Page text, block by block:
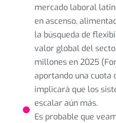
mercado laboral
en ascenso,
la búsqueda de
valor global del
millones en 2025
aportando una cuota
implicará que los
escalar aún más.
Es probable que